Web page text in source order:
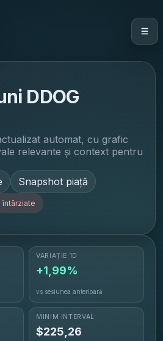
DDOG
automat, cu grafic
relevante și context pentru
Snapshot piață
întârziate
VARIAȚIE 1D
+1,99%
vs sesiunea anterioară
MINIM INTERVAL
$225,26